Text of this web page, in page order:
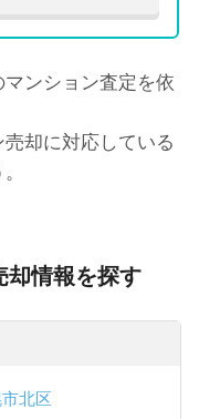
ンション査定を依
却に対応している
却情報を探す
北区